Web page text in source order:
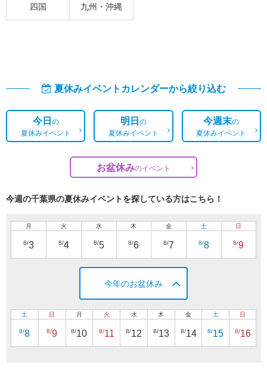
四国 九州・沖縄
夏休みイベントカレンダーから絞り込む
今日の
夏休みイベント
明日の
夏休みイベント
今週末の
夏休みイベント
お盆休みのイベント
今週の千葉県の夏休みイベントを探している方はこちら！
月
8/3
火
8/4
水
8/5
木
8/6
金
8/7
土
8/8
日
8/9
今年のお盆休み
土
8/8
日
8/9
月
8/10
火
8/11
水
8/12
木
8/13
金
8/14
土
8/15
日
8/16